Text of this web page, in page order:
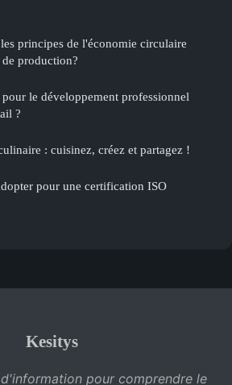
principes de l'économie circulaire
de production?
le développement professionnel
?
: cuisinez, créez et partagez !
pour une certification ISO
Kesitys
pour comprendre le